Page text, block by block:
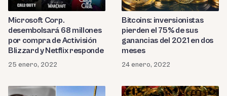
Microsoft Corp.
desembolsará 68 millones
por compra de Activisión
Blizzard y Netflix responde
25 enero, 2022
Bitcoins: inversionistas
pierden el 75% de sus
ganancias del 2021 en dos
meses
24 enero, 2022